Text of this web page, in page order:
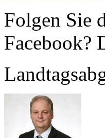
Folgen Sie
Facebook?